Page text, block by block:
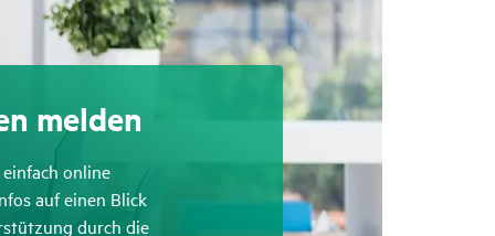
melden
online
auf einen Blick
durch die